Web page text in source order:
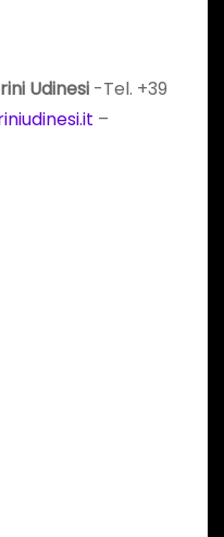
Udinesi-Tel. +39
–